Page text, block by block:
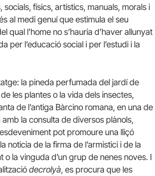
socials, físics, artístics, manuals, morals i
al medi genuí que estimula el seu
qual l’home no s’hauria d’haver allunyat
per l’educació social i per l’estudi i la
la pineda perfumada del jardí de
les plantes o la vida dels insectes,
de l’antiga Bàrcino romana, en una de
la consulta de diversos plànols,
pot promoure una lliçó
noticia de la firma de l’armistici i de la
la vinguda d’un grup de nenes noves. I
decrolyà, es procura que les